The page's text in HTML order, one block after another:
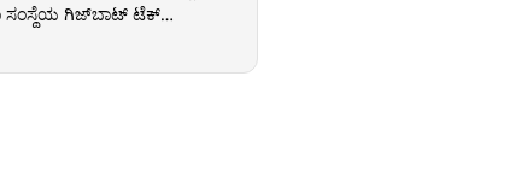
ಗಿಜ್‌ಬಾಟ್ ಟೆಕ್